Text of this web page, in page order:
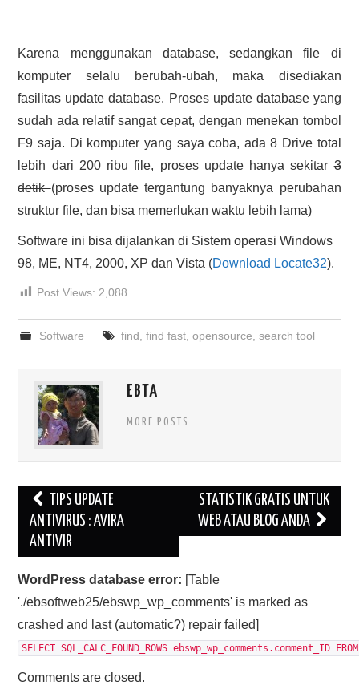
Karena menggunakan database, sedangkan file di
komputer selalu berubah-ubah, maka disediakan
fasilitas update database. Proses update database yang
sudah ada relatif sangat cepat, dengan menekan tombol
F9 saja. Di komputer yang saya coba, ada 8 Drive total
lebih dari 200 ribu file, proses update hanya sekitar3
detik(proses update tergantung banyaknya perubahan
struktur file, dan bisa memerlukan waktu lebih lama)
Software ini bisa dijalankan di Sistem operasi Windows
98, ME, NT4, 2000, XP dan Vista (Download Locate32).
Post Views: 2,088
Software find find fast, opensource search tool
EBTA
MORE POSTS
Post
navigation
TIPS UPDATE
ANTIVIRUS : AVIRA
ANTIVIR
STATISTIK GRATIS UNTUK
WEB ATAU BLOG ANDA
WordPress database error: [Table
'./ebsoftweb25/ebswp_wp_comments' is marked as
crashed and last (automatic?) repair failed]
SELECT SQL_CALC_FOUND_ROWS
Comments are closed.